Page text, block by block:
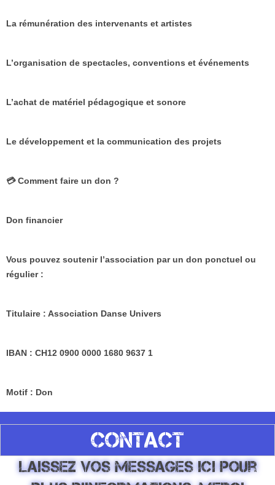
La rémunération des intervenants et artistes
L’organisation de spectacles, conventions et événements
L’achat de matériel pédagogique et sonore
Le développement et la communication des projets
💳 Comment faire un don ?
Don financier
Vous pouvez soutenir l’association par un don ponctuel ou
régulier :
Titulaire : Association Danse Univers
IBAN : CH12 0900 0000 1680 9637 1
Motif : Don
CONTACT
Laissez vos messages ici pour